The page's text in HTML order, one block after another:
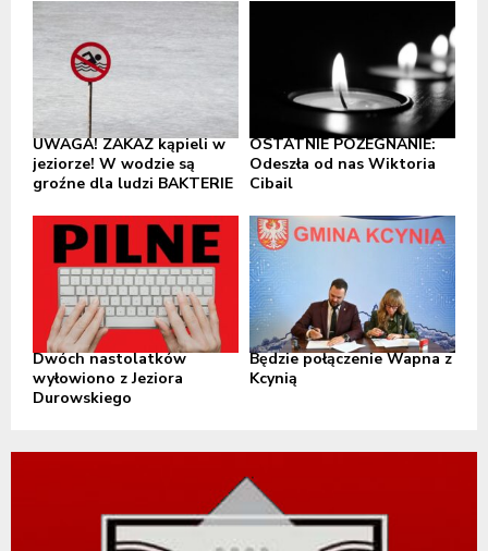
UWAGA! ZAKAZ kąpieli w
jeziorze! W wodzie są
groźne dla ludzi BAKTERIE
OSTATNIE POŻEGNANIE:
Odeszła od nas Wiktoria
Cibail
Dwóch nastolatków
wyłowiono z Jeziora
Durowskiego
Będzie połączenie Wapna z
Kcynią